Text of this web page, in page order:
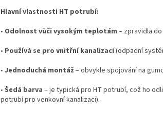
Hlavní vlastnosti HT potrubí:
• Odolnost vůči vysokým teplotám – zpravidla do
• Používá se pro vnitřní kanalizaci (odpadní
• Jednoduchá montáž – obvykle spojování na
• Šedá barva – je typická pro HT potrubí, což ho
potrubí pro venkovní kanalizaci).